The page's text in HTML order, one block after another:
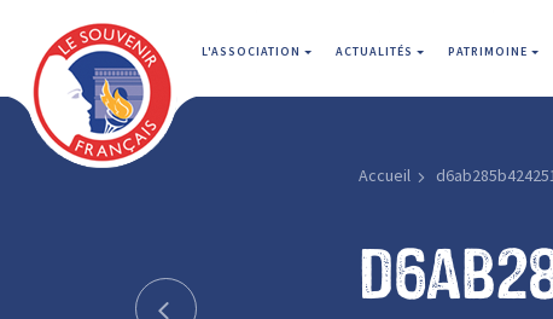
L'ASSOCIATION ACTUALITÉS PATRIMOINE
Accueil